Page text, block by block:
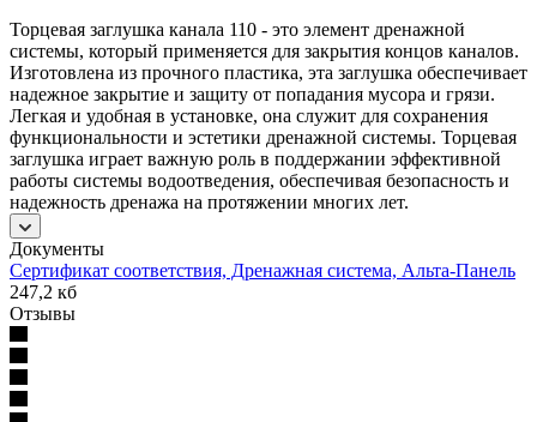
Торцевая заглушка канала 110 - это элемент дренажной
системы, который применяется для закрытия концов каналов.
Изготовлена из прочного пластика, эта заглушка обеспечивает
надежное закрытие и защиту от попадания мусора и грязи.
Легкая и удобная в установке, она служит для сохранения
функциональности и эстетики дренажной системы. Торцевая
заглушка играет важную роль в поддержании эффективной
работы системы водоотведения, обеспечивая безопасность и
надежность дренажа на протяжении многих лет.
Документы
Сертификат соответствия, Дренажная система, Альта-Панель
247,2 кб
Отзывы